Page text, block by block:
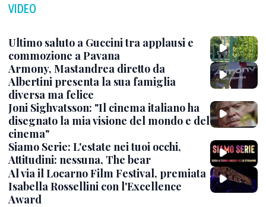
VIDEO
Ultimo saluto a Guccini tra applausi e
commozione a Pavana
Armony, Mastandrea diretto da
Albertini presenta la sua famiglia
diversa ma felice
Joni Sighvatsson: "Il cinema italiano ha
disegnato la mia visione del mondo e del
cinema"
Siamo Serie: L'estate nei tuoi occhi,
Attitudini: nessuna, The bear
Al via il Locarno Film Festival, premiata
Isabella Rossellini con l'Excellence
Award